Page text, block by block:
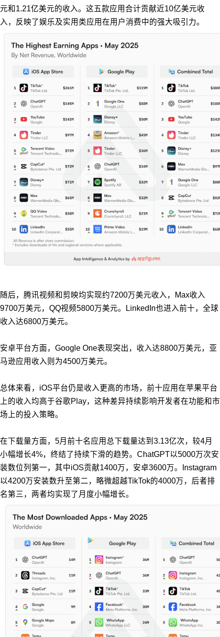
元和1.21亿美元的收入。这五款应用合计贡献近10亿美元收
入，反映了娱乐及实用类应用在用户消费中的强大吸引力。
随后，腾讯视频和剪映均实现约7200万美元收入，Max收入
9700万美元，QQ视频5800万美元。LinkedIn也进入前十，全球
收入达6800万美元。
安卓平台方面，Google One表现突出，收入达8800万美元，亚
马逊应用收入则为4500万美元。
总体来看，iOS平台仍是收入更高的市场，前十应用在苹果平台
上的收入均高于谷歌Play，这种差异持续影响开发者在功能和市
场上的投入策略。
在下载量方面，5月前十名应用总下载量达到3.13亿次，较4月
小幅增长4%，终结了持续下滑的趋势。ChatGPT以5000万次安
装数位列第一，其中iOS贡献1400万，安卓3600万。Instagram
以4200万安装数升至第二，略微超越TikTok的4000万，后者排
名第三，两者均实现了月度小幅增长。